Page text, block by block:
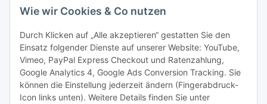
Wie wir Cookies & Co nutzen
Durch Klicken auf „Alle akzeptieren“ gestatten Sie den
Einsatz folgender Dienste auf unserer Website: YouTube,
Vimeo, PayPal Express Checkout und Ratenzahlung,
Google Analytics 4, Google Ads Conversion Tracking. Sie
können die Einstellung jederzeit ändern (Fingerabdruck-
Icon links unten). Weitere Details finden Sie unter
Adresse:
Adolf-Murthum-Straße 23
70771 Leinfelden-Echterdingen
Deutschland
Supportzeiten:
Montag–Freitag, 08:00–17:00 Uhr
Informationen